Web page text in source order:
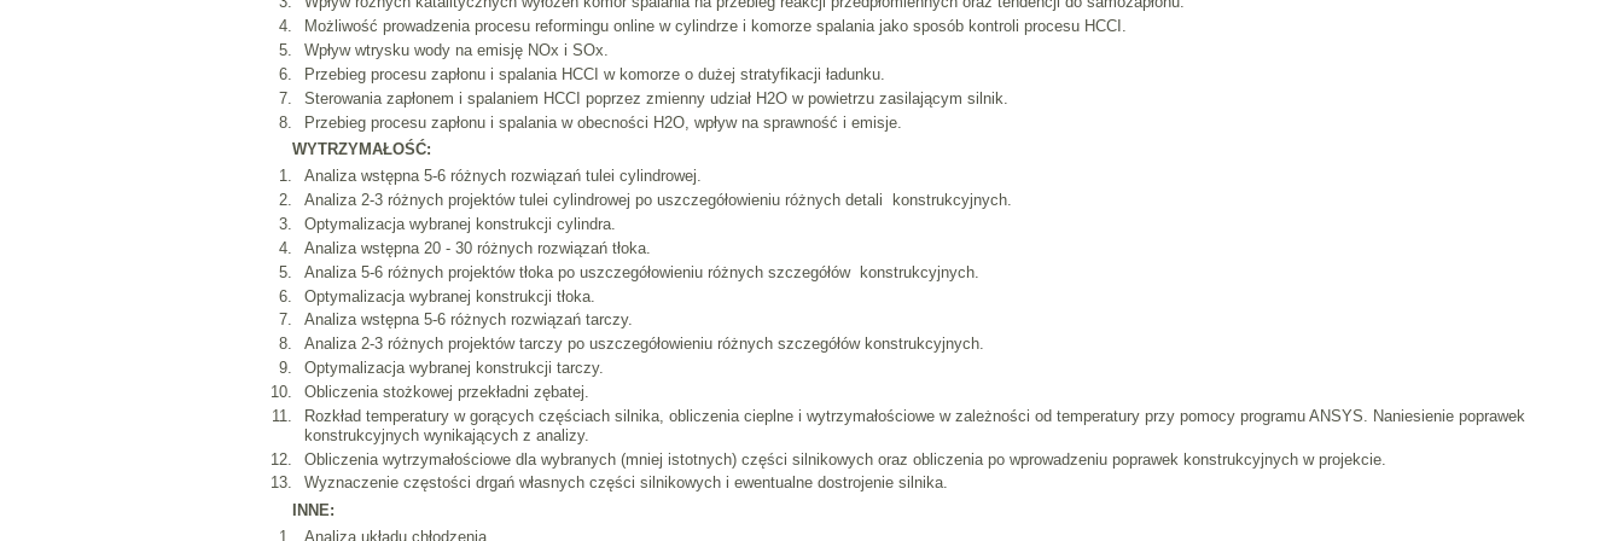
Możliwość prowadzenia procesu reformingu online w cylindrze i komorze spalania jako sposób kontroli procesu HCCI.
Wpływ wtrysku wody na emisję NOx i SOx.
Przebieg procesu zapłonu i spalania HCCI w komorze o dużej stratyfikacji ładunku.
Sterowania zapłonem i spalaniem HCCI poprzez zmienny udział H2O w powietrzu zasilającym silnik.
Przebieg procesu zapłonu i spalania w obecności H2O, wpływ na sprawność i emisje.
WYTRZYMAŁOŚĆ:
Analiza wstępna 5-6 różnych rozwiązań tulei cylindrowej.
Analiza 2-3 różnych projektów tulei cylindrowej po uszczegółowieniu różnych detali konstrukcyjnych.
Optymalizacja wybranej konstrukcji cylindra.
Analiza wstępna 20 - 30 różnych rozwiązań tłoka.
Analiza 5-6 różnych projektów tłoka po uszczegółowieniu różnych szczegółów konstrukcyjnych.
Optymalizacja wybranej konstrukcji tłoka.
Analiza wstępna 5-6 różnych rozwiązań tarczy.
Analiza 2-3 różnych projektów tarczy po uszczegółowieniu różnych szczegółów konstrukcyjnych.
Optymalizacja wybranej konstrukcji tarczy.
Obliczenia stożkowej przekładni zębatej.
Rozkład temperatury w gorących częściach silnika, obliczenia cieplne i wytrzymałościowe w zależności od temperatury przy pomocy programu ANSYS. Naniesienie poprawek
konstrukcyjnych wynikających z analizy.
Obliczenia wytrzymałościowe dla wybranych (mniej istotnych) części silnikowych oraz obliczenia po wprowadzeniu poprawek konstrukcyjnych w projekcie.
Wyznaczenie częstości drgań własnych części silnikowych i ewentualne dostrojenie silnika.
INNE:
Analiza układu chłodzenia.